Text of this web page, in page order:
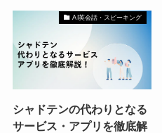
AI英会話・スピーキング
シャドテンの代わりとなる
サービス・アプリを徹底解